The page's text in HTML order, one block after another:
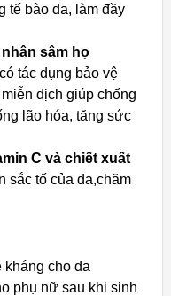
tế bào da, làm đầy
sâm họ
tác dụng bảo vệ
dịch giúp chống
lão hóa, tăng sức
C và chiết xuất
sắc tố của da,chăm
cho da
phụ nữ sau khi sinh